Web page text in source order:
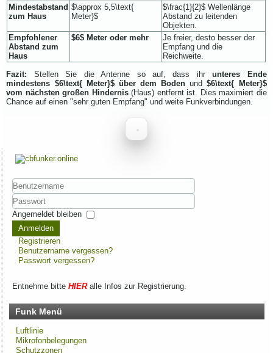
Mindestabstand
zum Haus
$\approx 5,5\text{
Meter}$
$\frac{1}{2}$ Wellenlänge
Abstand zu leitenden
Objekten.
Empfohlener
Abstand zum
Haus
$6$ Meter oder mehr
Je freier, desto besser der
Empfang und die
Reichweite.
Fazit: Stellen Sie die Antenne so auf, dass ihrunteres Ende
mindestens $6\text{ Meter}$über dem Boden und$6\text{ Meter}$
vom nächsten großen Hindernis(Haus) entfernt ist. Dies maximiert die
Chance auf einen "sehr guten Empfang" und weite Funkverbindungen.
Benutzername
Passwort
Angemeldet bleiben
Anmelden
Registrieren
Benutzername vergessen?
Passwort vergessen?
Entnehme bitte HIERalle Infos zur Registrierung.
Funk Menü
Luftlinie
Mikrofonbelegungen
Schutzzonen